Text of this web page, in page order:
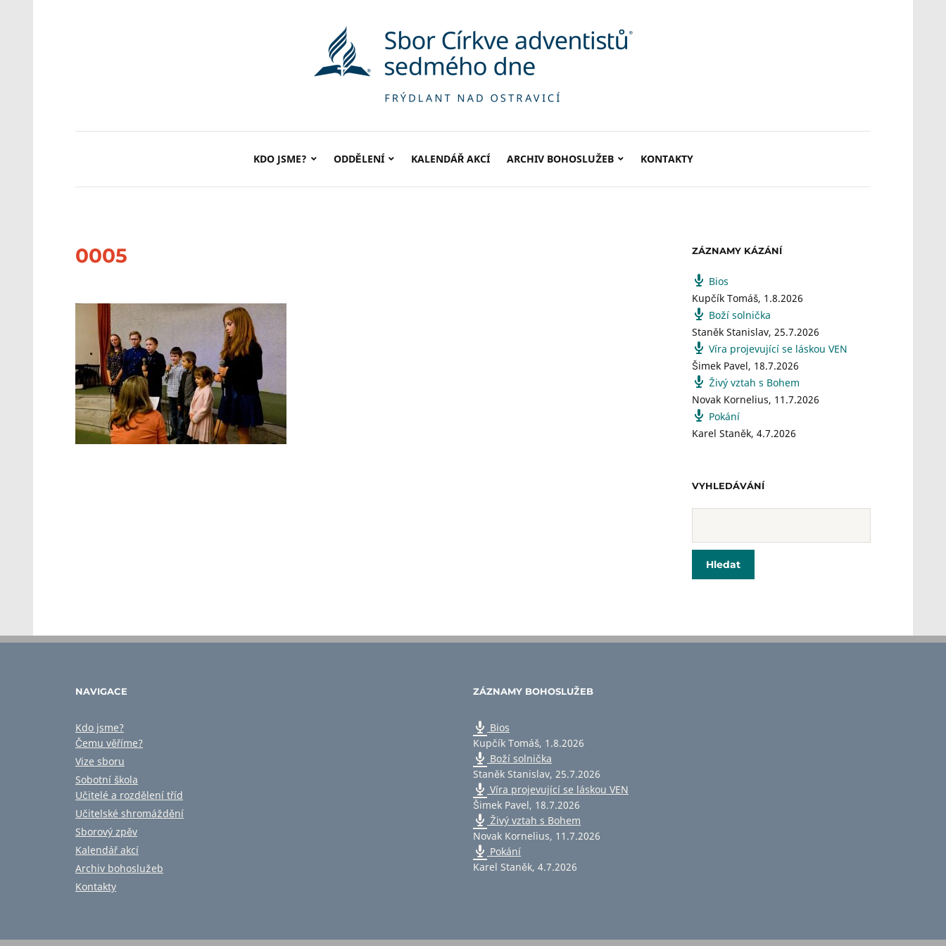
KDO JSME? ODDĚLENÍ KALENDÁŘ AKCÍ ARCHIV BOHOSLUŽEB KONTAKTY
0005 ZÁZNAMY KÁZÁNÍ
Bios
Kupčík Tomáš, 1.8.2026
Boží solnička
Staněk Stanislav,25.7.2026
Víra projevující se láskou VEN
Šimek Pavel, 18.7.2026
Živý vztah s Bohem
Novak Kornelius, 11.7.2026
Pokání
Karel Staněk,4.7.2026
VYHLEDÁVÁNÍ
NAVIGACE
Kdo jsme?
Čemu věříme?
Vize sboru
Sobotní škola
Učitelé a rozdělení tříd
Učitelské shromáždění
Sborový zpěv
Kalendář akcí
Archiv bohoslužeb
Kontakty
ZÁZNAMY BOHOSLUŽEB
Bios
Kupčík Tomáš, 1.8.2026
Boží solnička
Staněk Stanislav, 25.7.2026
Víra projevující se láskou VEN
Šimek Pavel, 18.7.2026
Živý vztah s Bohem
Novak Kornelius, 11.7.2026
Pokání
Karel Staněk, 4.7.2026